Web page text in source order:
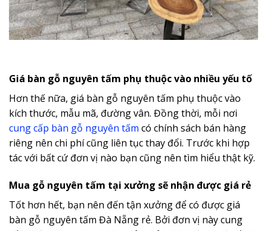
Giá bàn gỗ nguyên tấm phụ thuộc vào nhiều yếu tố
Hơn thế nữa, giá bàn gỗ nguyên tấm phụ thuộc vào
kích thước, mẫu mã, đường vân. Đồng thời, mỗi nơi
cung cấp bàn gỗ nguyên tấm có chính sách bán hàng
riêng nên chi phí cũng liên tục thay đổi. Trước khi hợp
tác với bất cứ đơn vị nào bạn cũng nên tìm hiểu thật kỹ.
Mua gỗ nguyên tấm tại xưởng sẽ nhận được giá rẻ
Tốt hơn hết, bạn nên đến tận xưởng để có được giá
bàn gỗ nguyên tấm Đà Nẵng rẻ. Bởi đơn vị này cung